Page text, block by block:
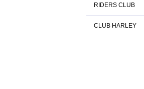
RIDERS CLUB
CLUB HARLEY